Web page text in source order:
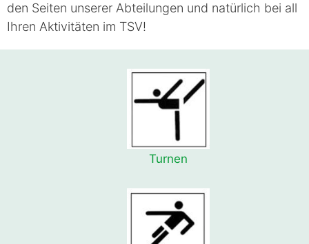
den Seiten unserer Abteilungen und natürlich bei all
Ihren Aktivitäten im TSV!
Turnen